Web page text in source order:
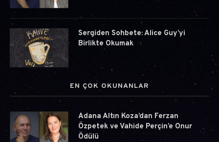
Sergiden Sohbete: Alice Guy’yi
Birlikte Okumak
EN ÇOK OKUNANLAR
Adana Altın Koza’dan Ferzan
Özpetek ve Vahide Perçin’e Onur
Ödülü